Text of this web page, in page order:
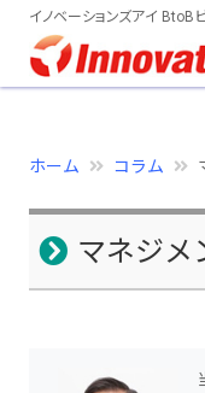
イノベーションズアイ BtoB
ホーム コラム
マネジメ